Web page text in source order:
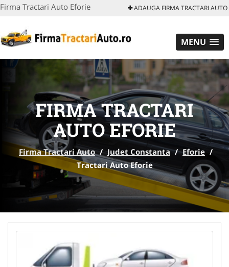
Firma Tractari Auto Eforie ADAUGA FIRMA TRACTARI AUTO
MENU
FIRMA TRACTARI
AUTO EFORIE
Firma Tractari Auto / Judet Constanta / Eforie /
Tractari Auto Eforie